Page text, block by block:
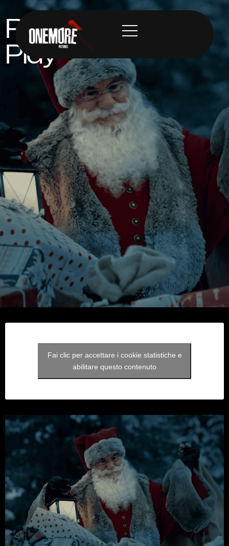
Rai - Natale Rai
Play
Fai clic per accettare i cookie statistiche e
abilitare questo contenuto